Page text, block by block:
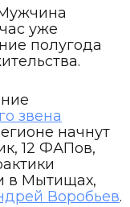
уже
полугода
звена
начнут
12 ФАПов,
в Мытищах,
Воробьев.